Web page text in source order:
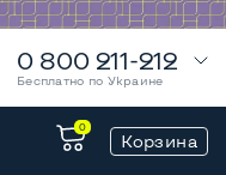
0 800 211-212
Бесплатно по Украине
0
Корзина